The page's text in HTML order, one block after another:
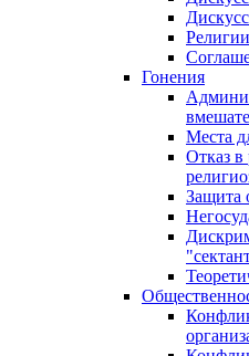
Гонения
Места
Отказ в
Защита